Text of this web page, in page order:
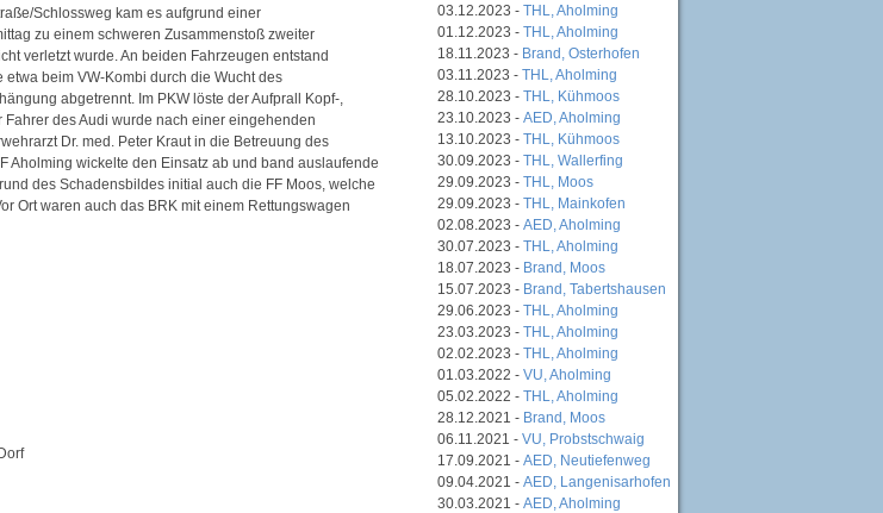
Schlossweg kam es aufgrund einer
zu einem schweren Zusammenstoß zweiter
verletzt wurde. An beiden Fahrzeugen entstand
beim VW-Kombi durch die Wucht des
abgetrennt. Im PKW löste der Aufprall Kopf-,
des Audi wurde nach einer eingehenden
Dr. med. Peter Kraut in die Betreuung des
Aholming wickelte den Einsatz ab und band auslaufende
des Schadensbildes initial auch die FF Moos, welche
Ort waren auch das BRK mit einem Rettungswagen
03.12.2023 - THL, Aholming
01.12.2023 - THL, Aholming
18.11.2023 - Brand, Osterhofen
03.11.2023 - THL, Aholming
28.10.2023 - THL, Kühmoos
23.10.2023 - AED, Aholming
13.10.2023 - THL, Kühmoos
30.09.2023 - THL, Wallerfing
29.09.2023 - THL, Moos
29.09.2023 - THL, Mainkofen
02.08.2023 - AED, Aholming
30.07.2023 - THL, Aholming
18.07.2023 - Brand, Moos
15.07.2023 - Brand, Tabertshausen
29.06.2023 - THL, Aholming
23.03.2023 - THL, Aholming
02.02.2023 - THL, Aholming
01.03.2022 - VU, Aholming
05.02.2022 - THL, Aholming
28.12.2021 - Brand, Moos
06.11.2021 - VU, Probstschwaig
17.09.2021 - AED, Neutiefenweg
09.04.2021 - AED, Langenisarhofen
30.03.2021 - AED, Aholming